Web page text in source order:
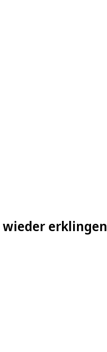
wieder erklingen